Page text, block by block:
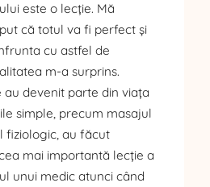
este o lecție. Mă
că totul va fi perfect și
cu astfel de
m-a surprins.
au devenit parte din viața
simple, precum masajul
fiziologic, au făcut
mai importantă lecție a
unui medic atunci când